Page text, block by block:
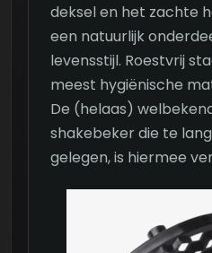
deksel en het zachte
een natuurlijk
levensstijl. Roestvrij
meest hygiënische
De (helaas)
shakebeker die te
gelegen, is hiermee